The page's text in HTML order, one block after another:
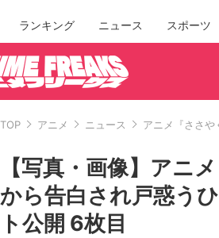
ランキング ニュース スポーツ
TOP アニメ ニュース アニメ『ささ
【写真・画像】アニ
から告白され戸惑う
ト公開 6枚目